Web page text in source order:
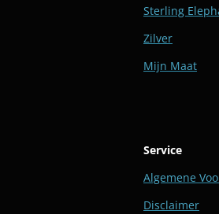
Sterling
Zilver
Mijn Maat
Service
Algemene
Disclaimer